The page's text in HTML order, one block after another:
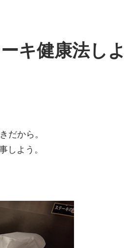
キ健康法しよ
だから。
しよう。